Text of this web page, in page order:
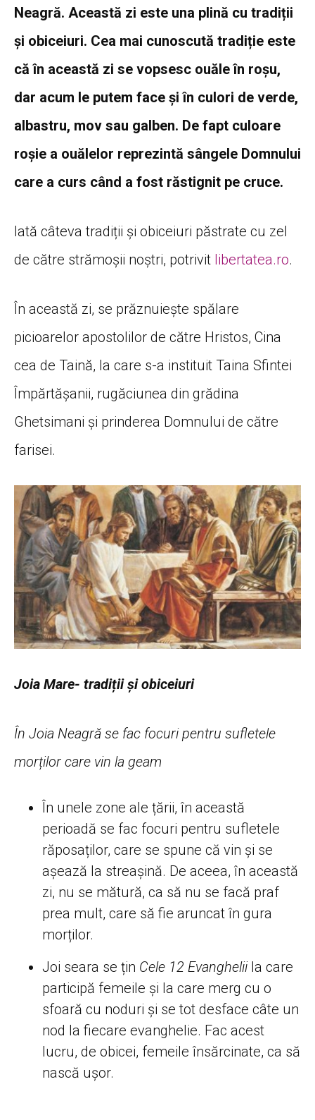
Neagră. Această zi este una plină cu tradiții
și obiceiuri. Cea mai cunoscută tradiție este
că în această zi se vopsesc ouăle în roșu,
dar acum le putem face și în culori de verde,
albastru, mov sau galben. De fapt culoare
roșie a ouălelor reprezintă sângele Domnului
care a curs când a fost răstignit pe cruce.
Iată câteva tradiții și obiceiuri păstrate cu zel
de către strămoșii noștri, potrivit libertatea.ro.
În această zi, se prăznuiește spălare
picioarelor apostolilor de către Hristos, Cina
cea de Taină, la care s-a instituit Taina Sfintei
Împărtășanii, rugăciunea din grădina
Ghetsimani și prinderea Domnului de către
farisei.
Joia Mare- tradiții și obiceiuri
În Joia Neagră se fac focuri pentru sufletele
morților care vin la geam
În unele zone ale țării, în această
perioadă se fac focuri pentru sufletele
răposaților, care se spune că vin și se
așează la streașină. De aceea, în această
zi, nu se mătură, ca să nu se facă praf
prea mult, care să fie aruncat în gura
morților.
Joi seara se țin Cele 12 Evangheliila care
participă femeile și la care merg cu o
sfoară cu noduri și se tot desface câte un
nod la fiecare evanghelie. Fac acest
lucru, de obicei, femeile însărcinate, ca să
nască ușor.